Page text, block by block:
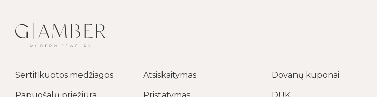
Sertifikuotos medžiagos Atsiskaitymas Dovanų kuponai